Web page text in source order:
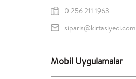
0 256 211 1963
siparis@kirtasiyeci.com
Mobil Uygulamalar